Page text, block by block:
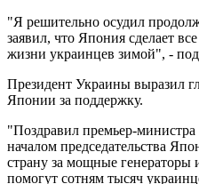
"Я решительно осудил
заявил, что Япония сделает
жизни украинцев зимой", -
Президент Украины выразил
Японии за поддержку.
"Поздравил премьер-
началом председательства
страну за мощные генераторы
помогут сотням тысяч